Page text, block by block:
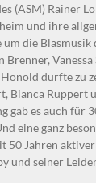
(ASM) Rainer
und ihre
die
durfte zu
Bianca Ruppert
gab es auch für
eine ganz
Jahren
und seiner